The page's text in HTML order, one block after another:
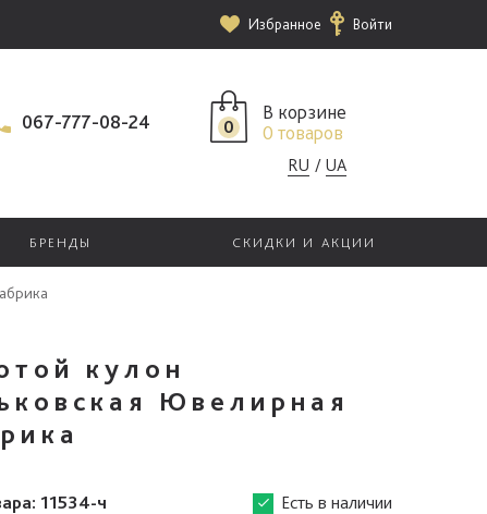
Избранное Войти
067-777-08-24 0
В корзине
0 товаров
RU UA
БРЕНДЫ СКИДКИ И АКЦИИ
кулон
Ювелирная
11534-ч Есть в наличии